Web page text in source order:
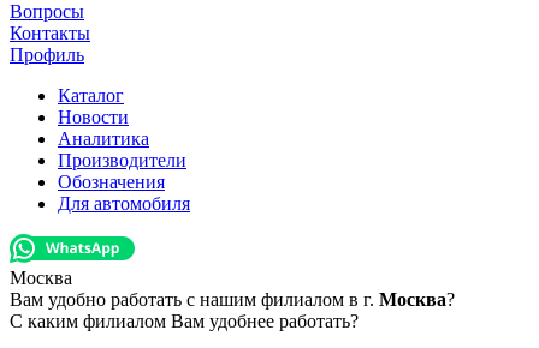
Вопросы
Контакты
Профиль
Каталог
Новости
Аналитика
Производители
Обозначения
Для автомобиля
Москва
Вам удобно работать с нашим филиалом в г. Москва?
С каким филиалом Вам удобнее работать?